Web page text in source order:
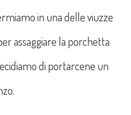
in una delle viuzze
assaggiare la porchetta
di portarcene un